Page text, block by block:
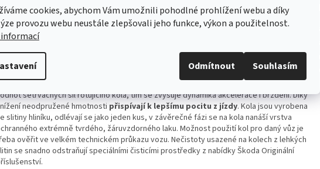
cookies, abychom Vám umožnili pohodlné prohlížení webu a díky
provozu webu neustále zlepšovali jeho funkce, výkon a použitelnost.
informací
Odmítnout Souhlasím
popis produktu
zpracování a nenucená elegance kol z lehkých slitin z nabídky Škoda Originální
je názorným příkladem
všemi náročnými testy jako kola pro sériovou produkci. Vzhledem k
systému zkoušek je z hlediska namáhání odzkoušena každá část kola,
setrvačných sil rotujícího kola, tím se zvyšuje dynamika akcelerace i brzdění. Díky
neodpružené hmotnosti přispívají k lepšímu pocitu z jízdy. Kola jsou vyrobena
slitiny hliníku, odlévají se jako jeden kus, v závěrečné fázi se na kola nanáší vrstva
extrémně tvrdého, žáruvzdorného laku. Možnost použití kol pro daný vůz je
ověřit ve velkém technickém průkazu vozu. Nečistoty usazené na kolech z lehkých
se snadno odstraňují speciálními čisticími prostředky z nabídky Škoda Originální